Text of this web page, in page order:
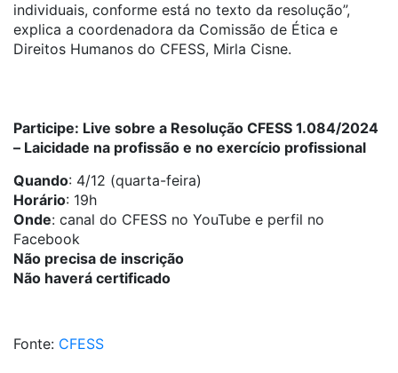
individuais, conforme está no texto da resolução”,
explica a coordenadora da Comissão de Ética e
Direitos Humanos do CFESS, Mirla Cisne.
Participe: Live sobre a Resolução CFESS 1.084/2024
– Laicidade na profissão e no exercício profissional
Quando: 4/12 (quarta-feira)
Horário: 19h
Onde: canal do CFESS no YouTube e perfil no
Facebook
Não precisa de inscrição
Não haverá certificado
Fonte: CFESS